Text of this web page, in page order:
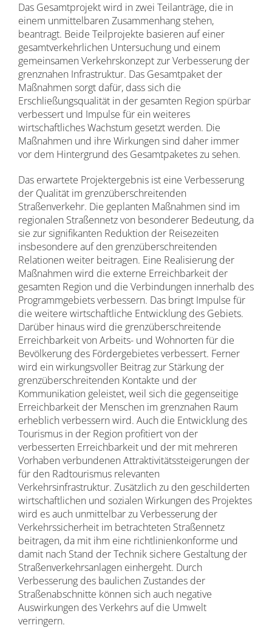
Das Gesamtprojekt wird in zwei Teilanträge, die in
einem unmittelbaren Zusammenhang stehen,
beantragt. Beide Teilprojekte basieren auf einer
gesamtverkehrlichen Untersuchung und einem
gemeinsamen Verkehrskonzept zur Verbesserung der
grenznahen Infrastruktur. Das Gesamtpaket der
Maßnahmen sorgt dafür, dass sich die
Erschließungsqualität in der gesamten Region spürbar
verbessert und Impulse für ein weiteres
wirtschaftliches Wachstum gesetzt werden. Die
Maßnahmen und ihre Wirkungen sind daher immer
vor dem Hintergrund des Gesamtpaketes zu sehen.
Das erwartete Projektergebnis ist eine Verbesserung
der Qualität im grenzüberschreitenden
Straßenverkehr. Die geplanten Maßnahmen sind im
regionalen Straßennetz von besonderer Bedeutung, da
sie zur signifikanten Reduktion der Reisezeiten
insbesondere auf den grenzüberschreitenden
Relationen weiter beitragen. Eine Realisierung der
Maßnahmen wird die externe Erreichbarkeit der
gesamten Region und die Verbindungen innerhalb des
Programmgebiets verbessern. Das bringt Impulse für
die weitere wirtschaftliche Entwicklung des Gebiets.
Darüber hinaus wird die grenzüberschreitende
Erreichbarkeit von Arbeits- und Wohnorten für die
Bevölkerung des Fördergebietes verbessert. Ferner
wird ein wirkungsvoller Beitrag zur Stärkung der
grenzüberschreitenden Kontakte und der
Kommunikation geleistet, weil sich die gegenseitige
Erreichbarkeit der Menschen im grenznahen Raum
erheblich verbessern wird. Auch die Entwicklung des
Tourismus in der Region profitiert von der
verbesserten Erreichbarkeit und der mit mehreren
Vorhaben verbundenen Attraktivitätssteigerungen der
für den Radtourismus relevanten
Verkehrsinfrastruktur. Zusätzlich zu den geschilderten
wirtschaftlichen und sozialen Wirkungen des Projektes
wird es auch unmittelbar zu Verbesserung der
Verkehrssicherheit im betrachteten Straßennetz
beitragen, da mit ihm eine richtlinienkonforme und
damit nach Stand der Technik sichere Gestaltung der
Straßenverkehrsanlagen einhergeht. Durch
Verbesserung des baulichen Zustandes der
Straßenabschnitte können sich auch negative
Auswirkungen des Verkehrs auf die Umwelt
verringern.